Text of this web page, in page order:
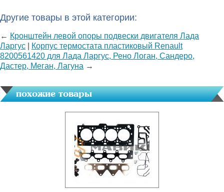
Другие товары в этой категории:
← Кронштейн левой опоры подвески двигателя Лада
Ларгус
Корпус термостата пластиковый Renault
8200561420 для Лада Ларгус, Рено Логан, Сандеро,
Дастер, Меган, Лагуна →
похожие товары